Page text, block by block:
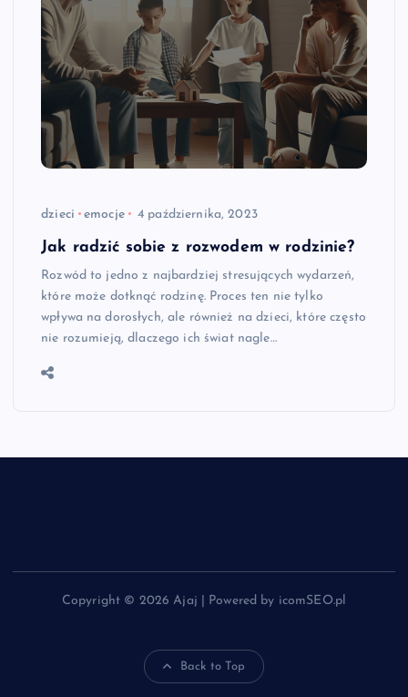
dzieci emocje 4 października, 2023
Jak radzić sobie z rozwodem w rodzinie?
Rozwód to jedno z najbardziej stresujących wydarzeń,
które może dotknąć rodzinę. Proces ten nie tylko
wpływa na dorosłych, ale również na dzieci, które często
nie rozumieją, dlaczego ich świat nagle…
Copyright © 2026 Ajaj | Powered by icomSEO.pl
Back to Top